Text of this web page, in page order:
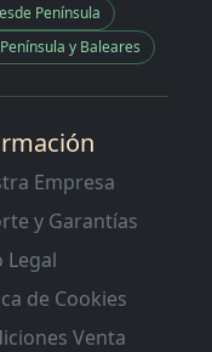
Península
y Baleares
Empresa
y Garantías
Legal
de Cookies
Venta